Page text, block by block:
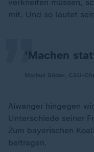
verkneifen müssen,
mit. Und so lautet
'Machen
„
Aiwanger hingegen
Unterschiede seiner
Zum bayerischen
beitragen.